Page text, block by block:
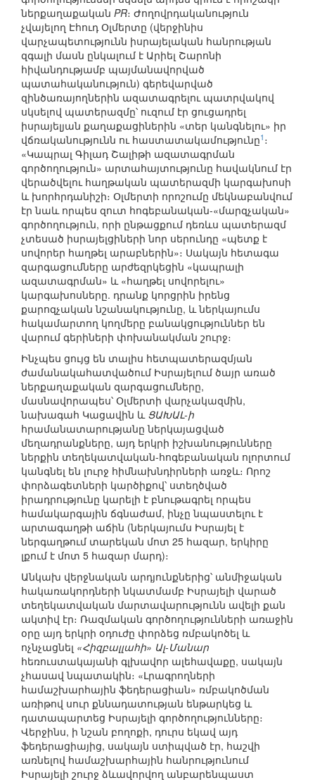
ներքաղաքական PR։ Ժողովրդականություն
չվայելող Էհուդ Օլմերտը (վերջինիս
վարչապետությունն իսրայելական հանրության
զգալի մասն ընկալում է Արիել Շարոնի
հիվանդությամբ պայմանավորված
պատահականություն) գերեվարված
զինծառայողներին ազատագրելու պատրվակով
սկսելով պատերազմը՝ ուզում էր ցուցադրել
իսրայելյան քաղաքացիներին «տեր կանգնելու» իր
վճռականությունն ու հաստատակամությունը1 ։
«Կապրալ Գիլադ Շալիթի ազատագրման
գործողություն» արտահայտությունը հավակնում էր
վերածվելու հաղթական պատերազմի կարգախոսի
և խորհրդանիշի։ Օլմերտի որոշումը մեկնաբանվում
էր նաև որպես զուտ հոգեբանական-«մարզչական»
գործողություն, որի ընթացքում դեռևս պատերազմ
չտեսած իսրայելցիների նոր սերունդը «պետք է
սովորեր հաղթել արաբներին»։ Սակայն հետագա
զարգացումները արժեզրկեցին «կապրալի
ազատագրման» և «հաղթել սովորելու»
կարգախոսները. դրանք կորցրին իրենց
քարոզչական նշանակությունը, և ներկայումս
հակամարտող կողմերը բանակցություններ են
վարում գերիների փոխանակման շուրջ։
Ինչպես ցույց են տալիս հետպատերազմյան
ժամանակահատվածում Իսրայելում ծայր առած
ներքաղաքական զարգացումները,
մասնավորապես՝ Օլմերտի վարչակազմին,
նախագահ Կացավին և ՑԱԽԱԼ-ի
հրամանատարությանը ներկայացված
մեղադրանքները, այդ երկրի իշխանությունները
ներքին տեղեկատվական-հոգեբանական ոլորտում
կանգնել են լուրջ հիմնախնդիրների առջև։ Որոշ
փորձագետների կարծիքով՝ ստեղծված
իրադրությունը կարելի է բնութագրել որպես
համակարգային ճգնաժամ, ինչը նպաստելու է
արտագաղթի աճին (ներկայումս Իսրայել է
ներգաղթում տարեկան մոտ 25 հազար, երկիրը
լքում է մոտ 5 հազար մարդ)։
Անկախ վերջնական արդյունքներից՝ անմիջական
հակառակորդների նկատմամբ Իսրայելի վարած
տեղեկատվական մարտավարությունն ավելի քան
ակտիվ էր։ Ռազմական գործողությունների առաջին
օրը այդ երկրի օդուժը փորձեց ռմբակոծել և
ոչնչացնել «Հիզբալլահի» Ալ-Մանար
հեռուստակայանի գլխավոր ալեհավաքը, սակայն
չհասավ նպատակին։ «Լրագրողների
համաշխարհային ֆեդերացիան» ռմբակոծման
առիթով սուր քննադատության ենթարկեց և
դատապարտեց Իսրայելի գործողությունները։
Վերջինս, ի նշան բողոքի, դուրս եկավ այդ
ֆեդերացիայից, սակայն ստիպված էր, հաշվի
առնելով համաշխարհային հանրությունում
Իսրայելի շուրջ ձևավորվող անբարենպաստ